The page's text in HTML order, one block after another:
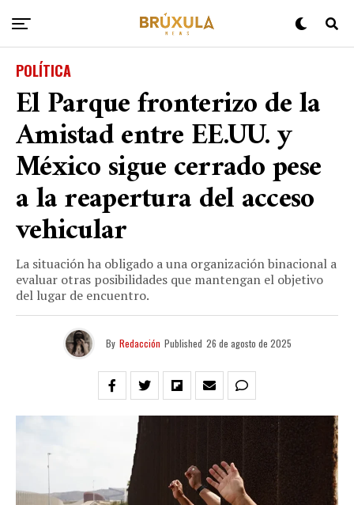
POLÍTICA
El Parque fronterizo de la
Amistad entre EE.UU. y
México sigue cerrado pese
a la reapertura del acceso
vehicular
La situación ha obligado a una organización binacional a
evaluar otras posibilidades que mantengan el objetivo
del lugar de encuentro.
By Redacción Published 26 de agosto de 2025